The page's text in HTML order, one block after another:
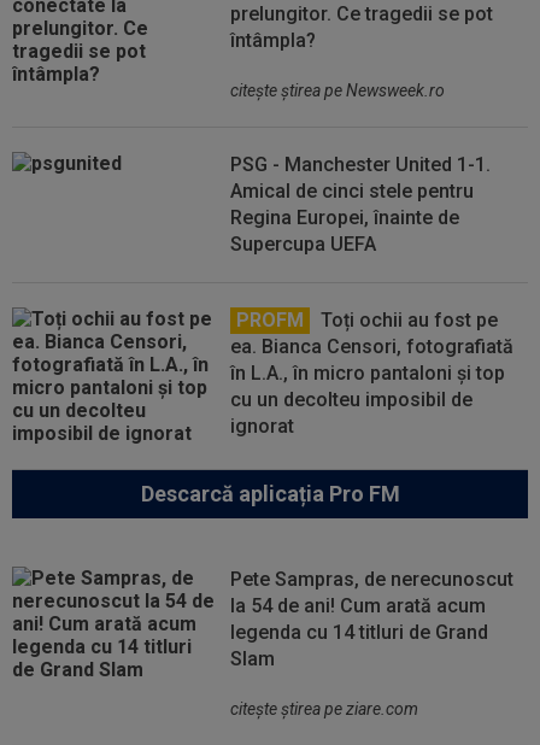
prelungitor. Ce tragedii se pot
întâmpla?
citeşte ştirea pe Newsweek.ro
PSG - Manchester United 1-1.
Amical de cinci stele pentru
Regina Europei, înainte de
Supercupa UEFA
PROFM
Toți ochii au fost pe
ea. Bianca Censori, fotografiată
în L.A., în micro pantaloni și top
cu un decolteu imposibil de
ignorat
Descarcă aplicația Pro FM
Pete Sampras, de nerecunoscut
la 54 de ani! Cum arată acum
legenda cu 14 titluri de Grand
Slam
citeşte ştirea pe ziare.com